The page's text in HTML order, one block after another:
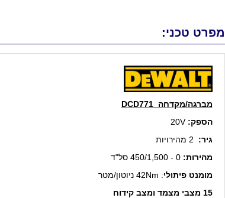
מפרט טכני:
מברגה/מקדחה DCD771
הספק: 20V
גיר:
מהירות: 0 - 450/1,500 סל"ד
מומנט פיתולי: 42Nm ניוטון/מטר
15 מצבי מצמד ומצב קידוח